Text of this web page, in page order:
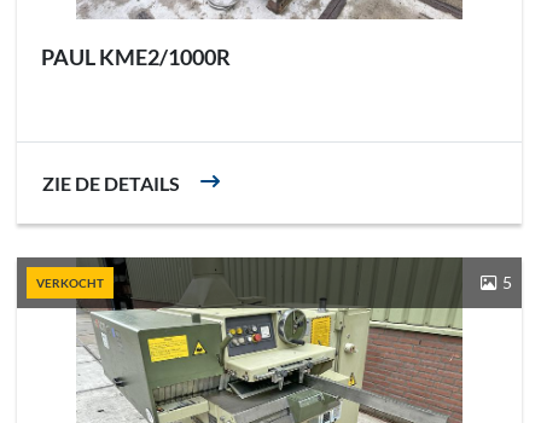
PAUL KME2/1000R
ZIE DE DETAILS
VERKOCHT 5